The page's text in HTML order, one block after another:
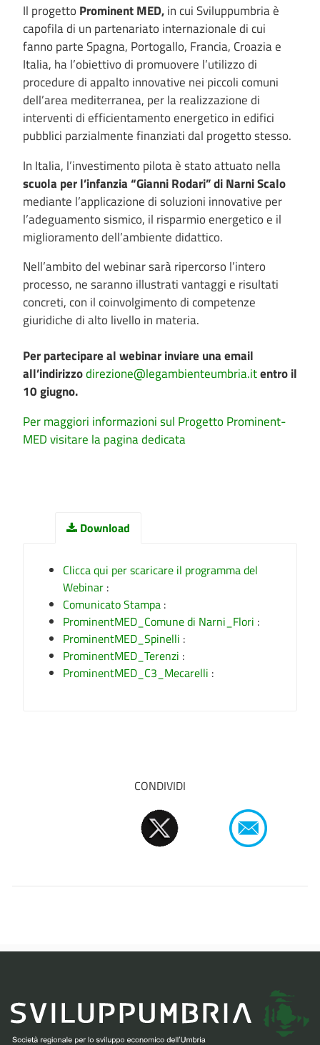
Il progetto Prominent MED,in cui Sviluppumbria è
capofila di un partenariato internazionale di cui
fanno parte Spagna, Portogallo, Francia, Croazia e
Italia, ha l’obiettivo di promuovere l’utilizzo di
procedure di appalto innovative nei piccoli comuni
dell’area mediterranea, per la realizzazione di
interventi di efficientamento energetico in edifici
pubblici parzialmente finanziati dal progetto stesso.
In Italia, l’investimento pilota è stato attuato nella
scuola per l’infanzia “Gianni Rodari” di Narni Scalo
mediante l’applicazione di soluzioni innovative per
l’adeguamento sismico, il risparmio energetico e il
miglioramento dell’ambiente didattico.
Nell’ambito del webinar sarà ripercorso l’intero
processo, ne saranno illustrati vantaggi e risultati
concreti, con il coinvolgimento di competenze
giuridiche di alto livello in materia.
Per partecipare al webinar inviare una email
all’indirizzodirezione@legambienteumbria.itentro il
10 giugno.
Per maggiori informazioni sul Progetto Prominent-
MED visitare la pagina dedicata
Download
Clicca qui per scaricare il programma del
Webinar :
Comunicato Stampa :
ProminentMED_Comune di Narni_Flori :
ProminentMED_Spinelli :
ProminentMED_Terenzi :
ProminentMED_C3_Mecarelli :
CONDIVIDI